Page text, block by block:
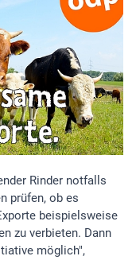
Rinder notfalls
prüfen, ob es
beispielsweise
zu verbieten. Dann
möglich",